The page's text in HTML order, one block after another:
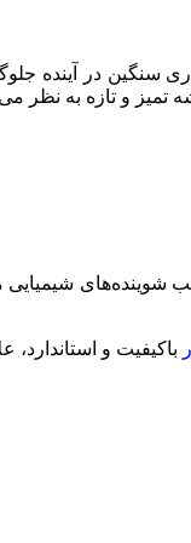
سنگین در
تمیز و تازه به نظر
شوینده‌های
باکیفیت و استاندارد،